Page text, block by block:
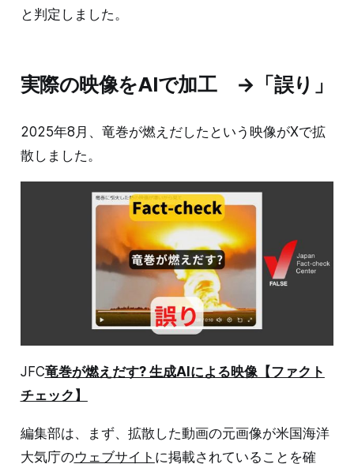
と判定しました。
実際の映像をAIで加工 →「誤り」
2025年8月、竜巻が燃えだしたという映像がXで拡
散しました。
JFC竜巻が燃えだす? 生成AIによる映像【ファクト
チェック】
編集部は、まず、拡散した動画の元画像が米国海洋
大気庁のウェブサイト に掲載されていることを確